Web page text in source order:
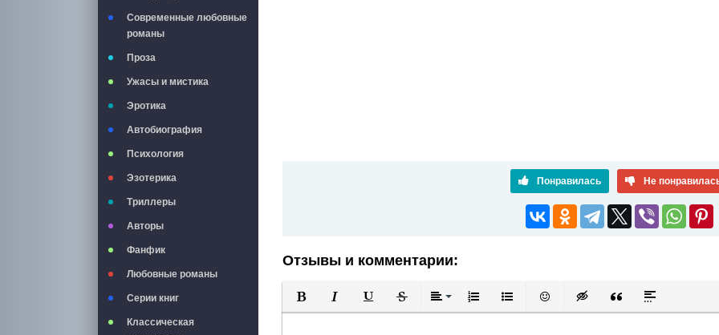
Современные любовные
романы
Проза
Ужасы и мистика
Эротика
Автобиография
Психология
Эзотерика
Триллеры
Авторы
Фанфик
Любовные романы
Серии книг
Классическая
Понравилась Не
Отзывы и комментарии:
Полужирный
КурсивПодчеркнутый
ЗачеркнутыйВыравнивание
Нумерованный список
Маркированный список
Вставить смайлик
Вставка скрытого текста
Вставка цитаты
Вставка